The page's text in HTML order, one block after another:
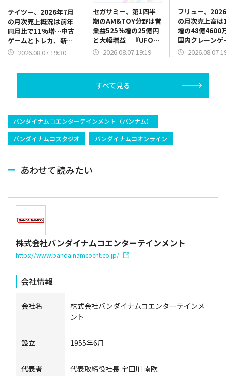
テイツー、2026年7月
の月次売上概況は前年
同月比で11%増…中古
ゲームとトレカ、新品
トレカがけん引
2026.08.07 19:30
セガサミー、第1四半
期のAM&TOY分野は営
業益525%増の25億円
と大幅増益 『UFO
CATCHER 10』販売好
2026.08.07 19:19
フリュー、
の月次売上高
増の48億4600
国内クレーンゲ
品が販売好調、
2026.08.07
すべて見る
バンダイナムコエンターテインメント（バンナム）
バンダイナムコスタジオ
バンダイナムコオンライン
あわせて読みたい
株式会社バンダイナムコエンターテインメント
https://www.bandainamcoent.co.jp/
会社情報
会社名
株式会社バンダイナムコエンターテインメ
ント
設立 1955年6月
代表者 代表取締役社長 宇田川 南欧